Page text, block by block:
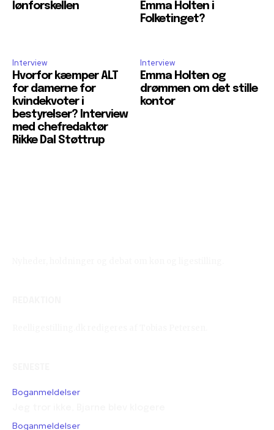
lønforskellen
Emma Holten i
Folketinget?
Interview
Hvorfor kæmper ALT
for damerne for
kvindekvoter i
bestyrelser? Interview
med chefredaktør
Rikke Dal Støttrup
Interview
Emma Holten og
drømmen om det stille
kontor
Boganmeldelser
Boganmeldelser